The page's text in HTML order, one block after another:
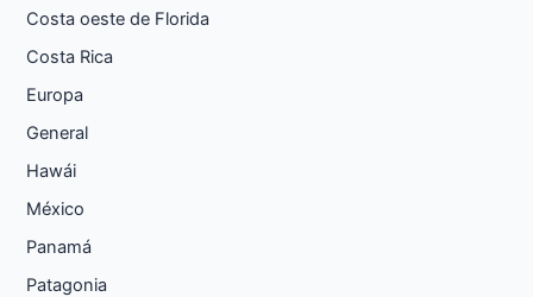
Costa oeste de Florida
Costa Rica
Europa
General
Hawái
México
Panamá
Patagonia